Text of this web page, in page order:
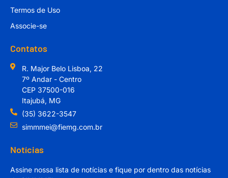
Termos de Uso
Associe-se
Contatos
R. Major Belo Lisboa, 22
7º Andar - Centro
CEP 37500-016
Itajubá, MG
(35) 3622-3547
simmmei@fiemg.com.br
Notícias
Assine nossa lista de notícias e fique por dentro das notícias